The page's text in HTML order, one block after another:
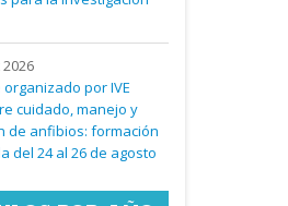
por IVE
cuidado, manejo y
de anfibios: formación
del 24 al 26 de agosto